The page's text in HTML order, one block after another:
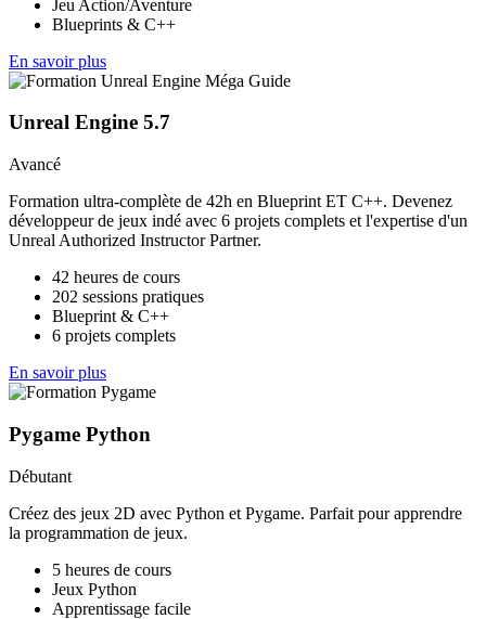
Jeu Action/Aventure
Blueprints & C++
En savoir plus
Unreal Engine 5.7
Avancé
Formation ultra-complète de 42h en Blueprint ET C++. Devenez
développeur de jeux indé avec 6 projets complets et l'expertise d'un
Unreal Authorized Instructor Partner.
42 heures de cours
202 sessions pratiques
Blueprint & C++
6 projets complets
En savoir plus
Pygame Python
Débutant
Créez des jeux 2D avec Python et Pygame. Parfait pour apprendre
la programmation de jeux.
5 heures de cours
Jeux Python
Apprentissage facile